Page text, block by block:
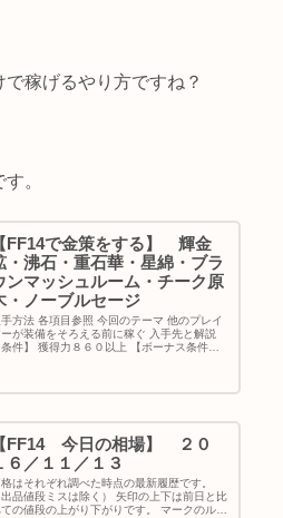
稼げるやり方ですね？
。
FF14で金策をする】 輝金
・沸石・重石華・星綿・ブラ
ンマッシュルーム・チーク原
・ノーブルセージ
手方法 各項目参照 今回のテーマ 他のプレイ
が装備をそろえる前に稼ぐ 入手先と解説
条件】 獲得力８６０以上 【ボーナス条件】
FF14 今日の相場】 ２０
６／１１／１３
はそれぞれ調べた時点の最新履歴です。
出品値段ミスは除く） 矢印の上下は前日と比
の値段の上がり下がりです。 マークのルー